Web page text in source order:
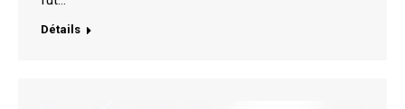
Détails